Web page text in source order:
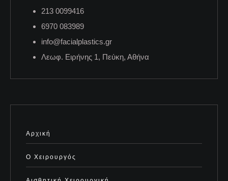
213 0099416
6970 083989
info@facialplastics.gr
Λεωφ. Ειρήνης 1, Πεύκη, Αθήνα
Αρχική
Ο Χειρουργός